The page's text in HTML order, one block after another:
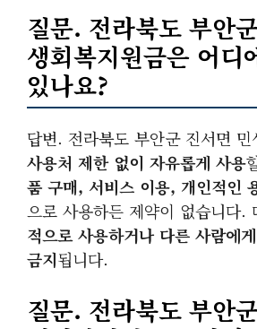
질문. 전라북도 부안
생회복지원금은 어디
있나요?
답변. 전라북도 부안군 진서면 민
사용처 제한 없이 자유롭게 사용
품 구매, 서비스 이용, 개인적인
으로 사용하든 제약이 없습니다.
적으로 사용하거나 다른 사람에
금지됩니다.
질문. 전라북도 부안